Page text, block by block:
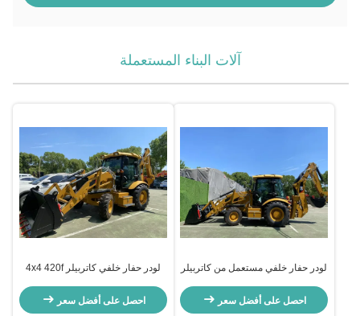
آلات البناء المستعملة
لودر حفار خلفي مستعمل من كاتربيلر
CAT420F CAT420F2 للبيع
احصل على أفضل سعر
لودر حفار خلفي كاتربيلر 4x4 420f
420 لودر مستعمل
احصل على أفضل سعر